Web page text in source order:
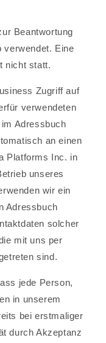
Beantwortung
verwendet. Eine
nicht statt.
Zugriff auf
verwendeten
Adressbuch
an einen
Platforms Inc. in
unseres
wir ein
Adressbuch
solcher
mit uns per
sind.
jede Person,
in unserem
bei erstmaliger
durch Akzeptanz